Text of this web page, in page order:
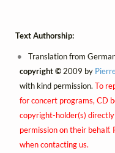
Text Authorship:
Translation from
copyright ©2009 by
with kind permission. To
for concert programs, CD
copyright-holder(s)
permission on their
when contacting us.